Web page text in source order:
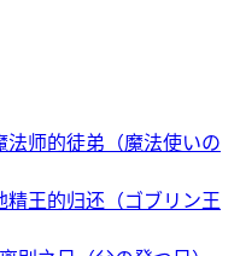
法师的徒弟（魔法使いの
精王的归还（ゴブリン王